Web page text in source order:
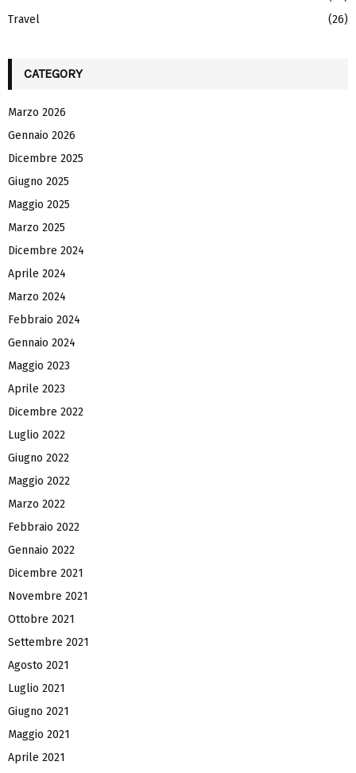
Travel
(26)
CATEGORY
Marzo 2026
Gennaio 2026
Dicembre 2025
Giugno 2025
Maggio 2025
Marzo 2025
Dicembre 2024
Aprile 2024
Marzo 2024
Febbraio 2024
Gennaio 2024
Maggio 2023
Aprile 2023
Dicembre 2022
Luglio 2022
Giugno 2022
Maggio 2022
Marzo 2022
Febbraio 2022
Gennaio 2022
Dicembre 2021
Novembre 2021
Ottobre 2021
Settembre 2021
Agosto 2021
Luglio 2021
Giugno 2021
Maggio 2021
Aprile 2021